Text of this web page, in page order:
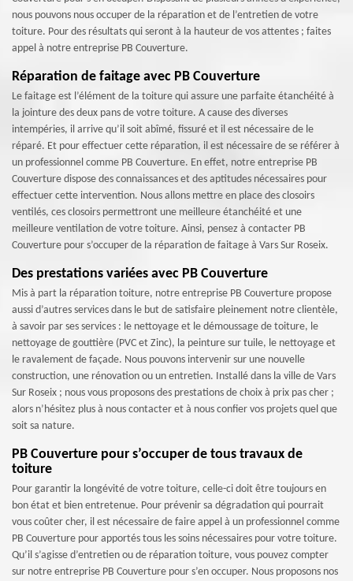
nous pouvons nous occuper de la réparation et de l’entretien de votre
toiture. Pour des résultats qui seront à la hauteur de vos attentes ; faites
appel à notre entreprise PB Couverture.
Réparation de faitage avec PB Couverture
Le faitage est l’élément de la toiture qui assure une parfaite étanchéité à
la jointure des deux pans de votre toiture. A cause des diverses
intempéries, il arrive qu’il soit abîmé, fissuré et il est nécessaire de le
réparé. Et pour effectuer cette réparation, il est nécessaire de se référer à
un professionnel comme PB Couverture. En effet, notre entreprise PB
Couverture dispose des connaissances et des aptitudes nécessaires pour
effectuer cette intervention. Nous allons mettre en place des closoirs
ventilés, ces closoirs permettront une meilleure étanchéité et une
meilleure ventilation de votre toiture. Ainsi, pensez à contacter PB
Couverture pour s’occuper de la réparation de faitage à Vars Sur Roseix.
Des prestations variées avec PB Couverture
Mis à part la réparation toiture, notre entreprise PB Couverture propose
aussi d’autres services dans le but de satisfaire pleinement notre clientèle,
à savoir par ses services : le nettoyage et le démoussage de toiture, le
nettoyage de gouttière (PVC et Zinc), la peinture sur tuile, le nettoyage et
le ravalement de façade. Nous pouvons intervenir sur une nouvelle
construction, une rénovation ou un entretien. Installé dans la ville de Vars
Sur Roseix ; nous vous proposons des prestations de choix à prix pas cher ;
alors n’hésitez plus à nous contacter et à nous confier vos projets quel que
soit sa nature.
PB Couverture pour s’occuper de tous travaux de
toiture
Pour garantir la longévité de votre toiture, celle-ci doit être toujours en
bon état et bien entretenue. Pour prévenir sa dégradation qui pourrait
vous coûter cher, il est nécessaire de faire appel à un professionnel comme
PB Couverture pour apportés tous les soins nécessaires pour votre toiture.
Qu’il s’agisse d’entretien ou de réparation toiture, vous pouvez compter
sur notre entreprise PB Couverture pour s’en occuper. Nous proposons nos